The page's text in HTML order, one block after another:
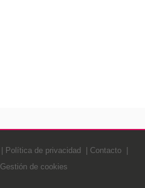
Política de privacidad
Contacto
Gestión de cookies